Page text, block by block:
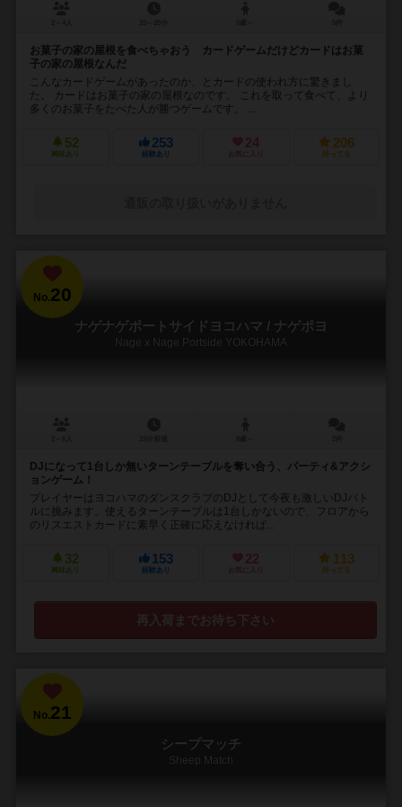
お菓子の家の屋根を食べちゃおう カードゲームだけどカードはお菓
子の家の屋根なんだ
こんなカードゲームがあったのか、とカードの使われ方に驚きまし
た。 カードはお菓子の家の屋根なのです。 これを取って食べて、より
多くのお菓子をたべた人が勝つゲームです。 ...
52
興味あり
253
経験あり
24
お気に入り
206
持ってる
No.20
ナゲナゲポートサイドヨコハマ / ナゲポヨ
Nage x Nage Portside YOKOHAMA
DJになって1台しか無いターンテーブルを奪い合う、パーティ&アクシ
ョンゲーム！
プレイヤーはヨコハマのダンスクラブのDJとして今夜も激しいDJバト
ルに挑みます。使えるターンテーブルは1台しかないので、フロアから
のリスエストカードに素早く正確に応えなければ...
32
興味あり
153
経験あり
22
お気に入り
113
持ってる
再入荷までお待ち下さい
No.21
シープマッチ
Sheep Match